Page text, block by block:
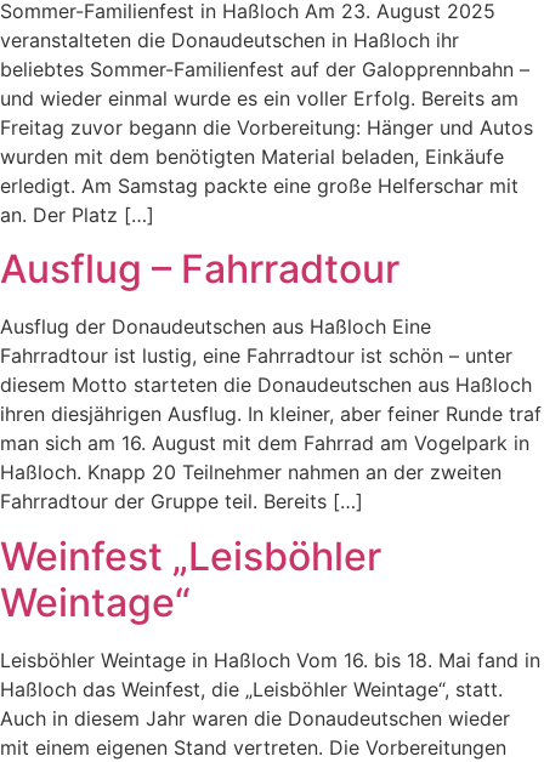
Sommer-Familienfest in Haßloch Am 23. August 2025
veranstalteten die Donaudeutschen in Haßloch ihr
beliebtes Sommer-Familienfest auf der Galopprennbahn –
und wieder einmal wurde es ein voller Erfolg. Bereits am
Freitag zuvor begann die Vorbereitung: Hänger und Autos
wurden mit dem benötigten Material beladen, Einkäufe
erledigt. Am Samstag packte eine große Helferschar mit
an. Der Platz […]
Ausflug – Fahrradtour
Ausflug der Donaudeutschen aus Haßloch Eine
Fahrradtour ist lustig, eine Fahrradtour ist schön – unter
diesem Motto starteten die Donaudeutschen aus Haßloch
ihren diesjährigen Ausflug. In kleiner, aber feiner Runde traf
man sich am 16. August mit dem Fahrrad am Vogelpark in
Haßloch. Knapp 20 Teilnehmer nahmen an der zweiten
Fahrradtour der Gruppe teil. Bereits […]
Weinfest „Leisböhler
Weintage“
Leisböhler Weintage in Haßloch Vom 16. bis 18. Mai fand in
Haßloch das Weinfest, die „Leisböhler Weintage“, statt.
Auch in diesem Jahr waren die Donaudeutschen wieder
mit einem eigenen Stand vertreten. Die Vorbereitungen